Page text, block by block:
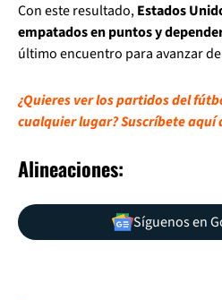
Con este resultado,Estados
empatados en puntos y
último encuentro para avanzar
¿Quieres ver los partidos del
cualquier lugar? Suscríbete aquí
Alineaciones:
Síguenos en